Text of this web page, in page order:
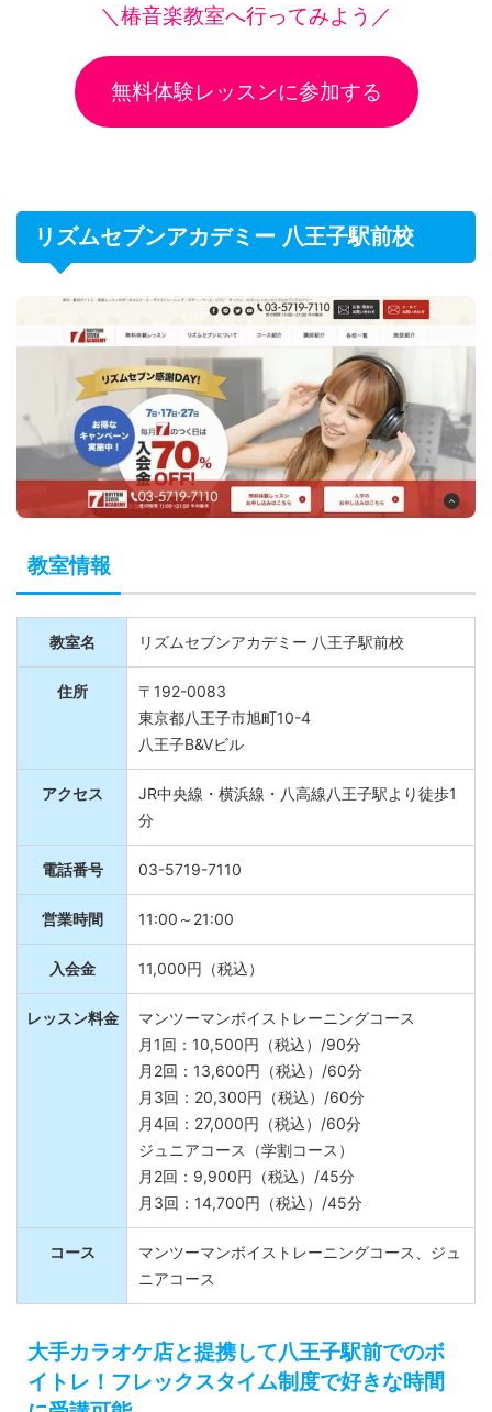
＼椿音楽教室へ行ってみよう／
無料体験レッスンに参加する
リズムセブンアカデミー 八王子駅前校
教室情報
教室名 リズムセブンアカデミー 八王子駅前校
住所
〒192-0083
東京都八王子市旭町10-4
八王子B&Vビル
アクセス
JR中央線・横浜線・八高線八王子駅より徒歩1
分
電話番号
営業時間
入会金 11,000円（税込）
レッスン料金
マンツーマンボイストレーニングコース
月1回：10,500円（税込）/90分
月2回：13,600円（税込）/60分
月3回：20,300円（税込）/60分
月4回：27,000円（税込）/60分
ジュニアコース（学割コース）
月2回：9,900円（税込）/45分
月3回：14,700円（税込）/45分
コース
マンツーマンボイストレーニングコース、ジュ
ニアコース
大手カラオケ店と提携して八王子駅前でのボ
イトレ！フレックスタイム制度で好きな時間